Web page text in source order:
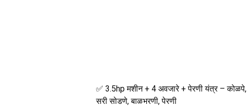
✅ 3.5hp मशीन + 4 अवजारे + पेरणी यंत्र – कोळपे,
सरी सोडणे, बाळभरणी, पेरणी